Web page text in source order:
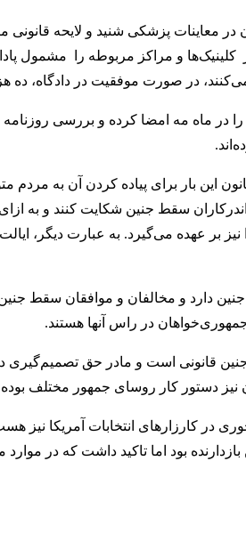
معاینات پزشکی شنید و لایحه قانونی
کلینیک‌ها و مراکز مربوطه را مشمول
در صورت موفقیت در دادگاه، ده
را در ماه مه امضا کرده و بررسی
این بار برای پیاده کردن آن به
سقط جنین شکایت کنند و به
بر عهده می‌گیرد. به عبارت دیگر،
جنین دارد و مخالفان و موافقان سقط
در راس آنها هستند.
آمریکا در سال ۱۹۷۳، سقط جنین قانونی است و
نیز دستور کار روسای جمهور مختلف
کارزارهای انتخابات آمریکا نیز
بازدارنده بود اما تاکید داشت که در